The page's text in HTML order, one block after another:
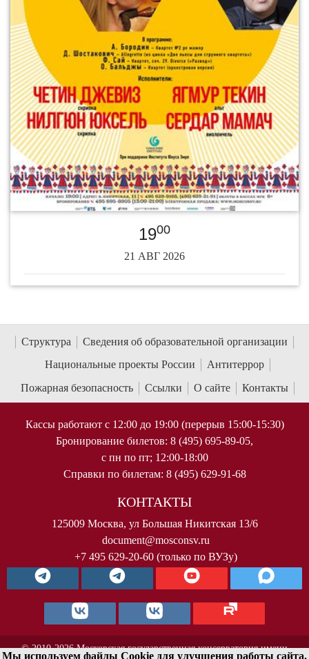
1900
21 АВГ 2026
Структура
Сведения об образовательной организации
Национальные проекты России
Антитеррор
Пожарная безопасность
Ссылки О сайте Контакты
Кассы работают с 12:00 до 19:00 (перерыв 15:00-15:30)
Бронирование билетов: 8 (495) 695-89-05,
с пн по пт; 12:00-18:00
Справки по билетам: 8 (495) 629-91-68
КОНТАКТЫ
125009 Москва, ул Большая Никитская 13/6
document@mosconsv.ru
+7 495 629-20-60 (только по ВУЗу)
© 2010-2026 Московская государственная консерватория имени
Мы используем файлы Cookie для улучшения работы сайта.